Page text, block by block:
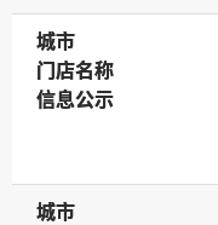
城市
城市
门店名称
门店名称
信息公示
信息公示
城市
城市